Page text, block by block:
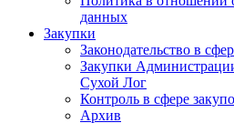
данных
Закупки
Законодательство в
Закупки
Сухой Лог
Контроль в сфере
Архив